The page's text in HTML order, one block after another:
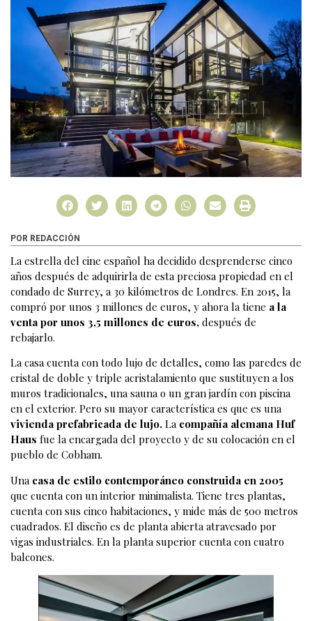
POR REDACCIÓN
La estrella del cine español ha decidido desprenderse cinco
años después de adquirirla de esta preciosa propiedad en el
condado de Surrey, a 30 kilómetros de Londres. En 2015, la
compró por unos 3 millones de euros, y ahora la tiene a la
venta por unos 3,5 millones de euros, después de
rebajarlo.
La casa cuenta con todo lujo de detalles, como las paredes de
cristal de doble y triple acristalamiento que sustituyen a los
muros tradicionales, una sauna o un gran jardín con piscina
en el exterior. Pero su mayor característica es que es una
vivienda prefabricada de lujo. La compañía alemana Huf
Haus fue la encargada del proyecto y de su colocación en el
pueblo de Cobham.
Una casa de estilo contemporáneo construida en 2005
que cuenta con un interior minimalista. Tiene tres plantas,
cuenta con sus cinco habitaciones, y mide más de 500 metros
cuadrados. El diseño es de planta abierta atravesado por
vigas industriales. En la planta superior cuenta con cuatro
balcones.